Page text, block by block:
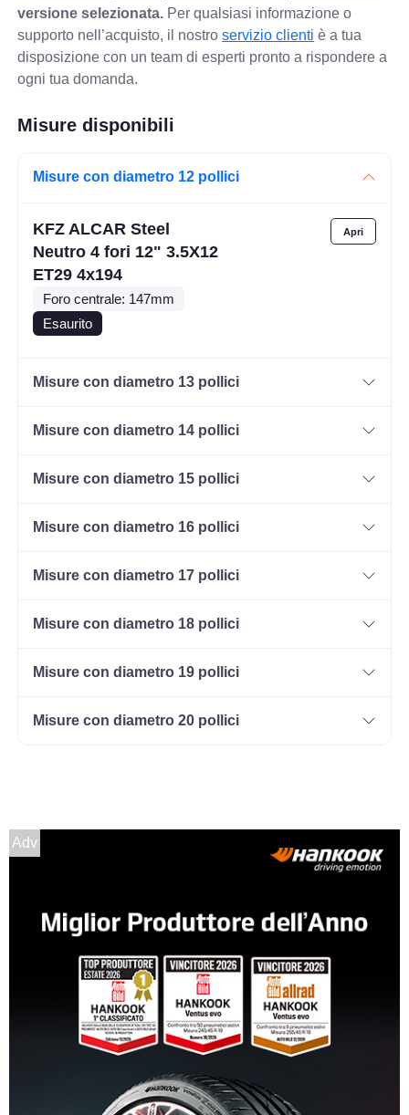
versione selezionata. Per qualsiasi informazione o
supporto nell’acquisto, il nostroservizio clienti è a tua
disposizione con un team di esperti pronto a rispondere a
ogni tua domanda.
Misure disponibili
Misure con diametro 12 pollici
KFZ ALCAR Steel
Neutro 4 fori 12" 3.5X12
ET29 4x194
Foro centrale: 147mm
Esaurito
Misure con diametro 13 pollici
Misure con diametro 14 pollici
Misure con diametro 15 pollici
Misure con diametro 16 pollici
Misure con diametro 17 pollici
Misure con diametro 18 pollici
Misure con diametro 19 pollici
Misure con diametro 20 pollici
Adv